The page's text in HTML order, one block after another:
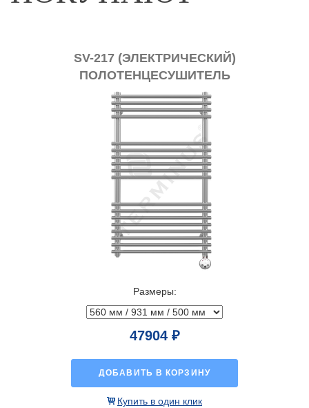
SV-217 (ЭЛЕКТРИЧЕСКИЙ)
ПОЛОТЕНЦЕСУШИТЕЛЬ
Размеры:
47904 ₽
ДОБАВИТЬ В КОРЗИНУ
Купить в один клик